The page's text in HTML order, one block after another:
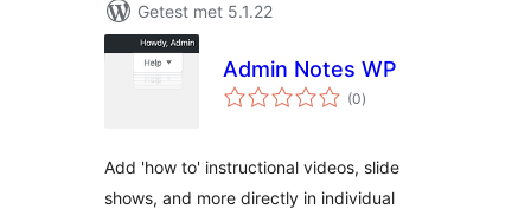
Getest met 5.1.22
Admin Notes WP
(0totaal
waarderingen
)
Add 'how to' instructional videos, slide
shows, and more directly in individual